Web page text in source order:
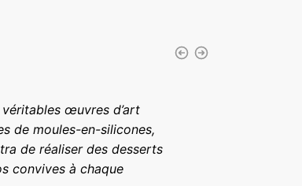
œuvres d’art
de moules-en-silicones,
de réaliser des desserts
convives à chaque